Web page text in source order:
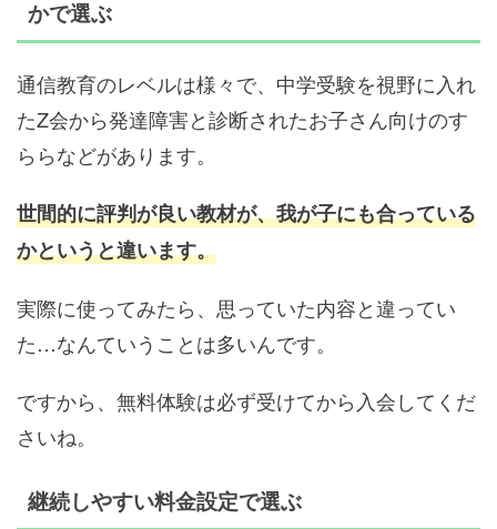
かで選ぶ
通信教育のレベルは様々で、中学受験を視野に入れ
たZ会から発達障害と診断されたお子さん向けのす
ららなどがあります。
世間的に評判が良い教材が、我が子にも合っている
かというと違います。
実際に使ってみたら、思っていた内容と違ってい
た…なんていうことは多いんです。
ですから、無料体験は必ず受けてから入会してくだ
さいね。
継続しやすい料金設定で選ぶ